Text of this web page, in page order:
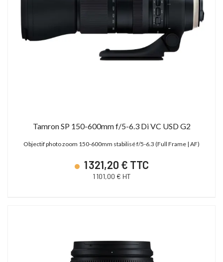
Tamron SP 150-600mm f/5-6.3 Di VC USD G2
Objectif photo zoom 150-600mm stabilisé f/5-6.3 (Full Frame | AF)
1 321,20 € TTC
1 101,00 € HT